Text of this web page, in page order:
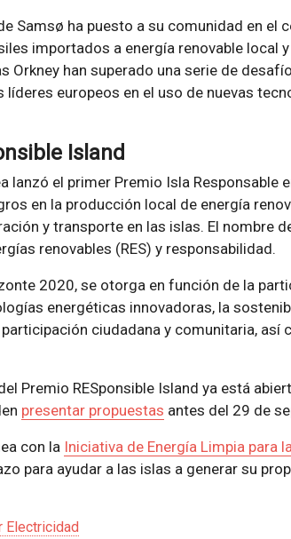
Samsø ha puesto a su comunidad en el
importados a energía renovable local
Orkney han superado una serie de
líderes europeos en el uso de nuevas
Island
lanzó el primer Premio Isla Responsable
en la producción local de energía
y transporte en las islas. El nombre
renovables (RES) y responsabilidad.
2020, se otorga en función de la
energéticas innovadoras, la
ciudadana y comunitaria, así
Premio RESponsible Island ya está
presentar propuestas antes del 29 de
con la Iniciativa de Energía Limpia para
para ayudar a las islas a generar su
Electricidad